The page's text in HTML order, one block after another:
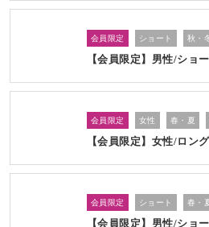
会員限定 ショート 秋・
【会員限定】男性/ショ
会員限定 女性 春・夏
【会員限定】女性/ロン
会員限定 ショート 春・
【会員限定】男性/ショ